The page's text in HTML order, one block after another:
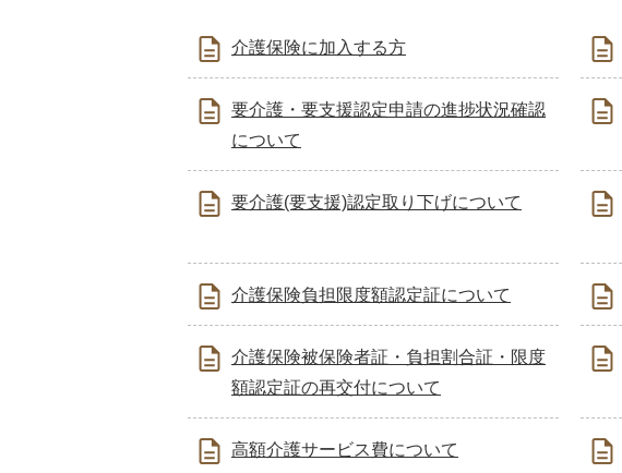
介護保険に加入する方
要介護・要支援認定申請の進捗状況確認
について
要介護(要支援)認定取り下げについて
介護保険負担限度額認定証について
介護保険被保険者証・負担割合証・限度
額認定証の再交付について
高額介護サービス費について